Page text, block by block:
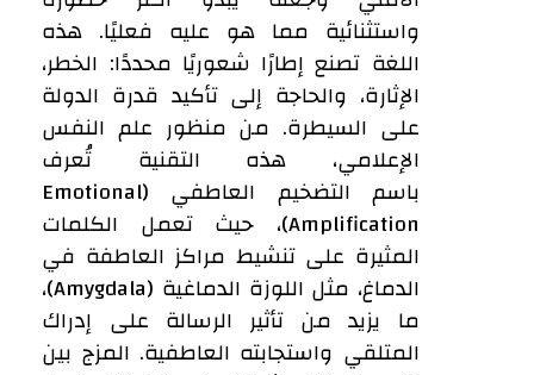
واستثنائية مما هو عليه فعليًا. هذه
اللغة تصنع إطارًا شعوريًا محددًا: الخطر،
الإثارة، والحاجة إلى تأكيد قدرة الدولة
على السيطرة. من منظور علم النفس
الإعلامي، هذه التقنية تُعرف
باسم التضخيم العاطفي (Emotional
Amplification)، حيث تعمل الكلمات
المثيرة على تنشيط مراكز العاطفة في
الدماغ، مثل اللوزة الدماغية (Amygdala)،
ما يزيد من تأثير الرسالة على إدراك
المتلقي واستجابته العاطفية. المزج بين